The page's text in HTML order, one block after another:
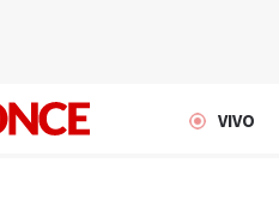
VIVO